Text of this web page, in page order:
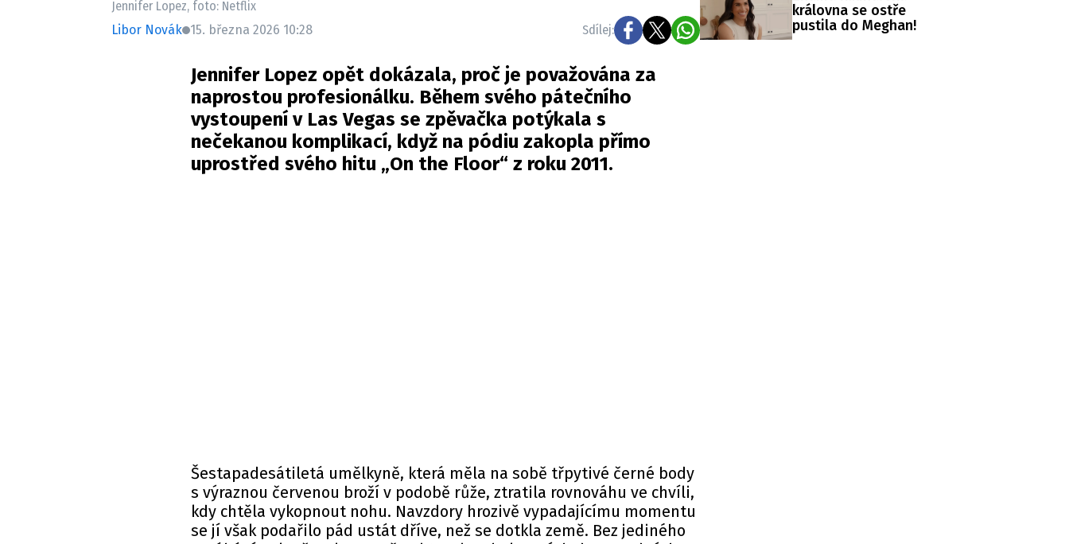
Jennifer Lopez, foto: Netflix
Libor Novák 15. března 2026 10:28 Sdílej:
Jennifer Lopez opět dokázala, proč je považována za
naprostou profesionálku. Během svého pátečního
vystoupení v Las Vegas se zpěvačka potýkala s
nečekanou komplikací, když na pódiu zakopla přímo
uprostřed svého hitu „On the Floor“ z roku 2011.
Šestapadesátiletá umělkyně, která měla na sobě třpytivé černé body
s výraznou červenou broží v podobě růže, ztratila rovnováhu ve chvíli,
kdy chtěla vykopnout nohu. Navzdory hrozivě vypadajícímu momentu
se jí však podařilo pád ustát dříve, než se dotkla země. Bez jediného
královna se ostře
pustila do Meghan!